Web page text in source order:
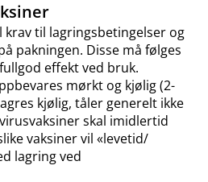
krav til lagringsbetingelser og
pakningen. Disse må følges
effekt ved bruk.
mørkt og kjølig (2-
kjølig, tåler generelt ikke
skal imidlertid
vaksiner vil «levetid​/​
lagring ved